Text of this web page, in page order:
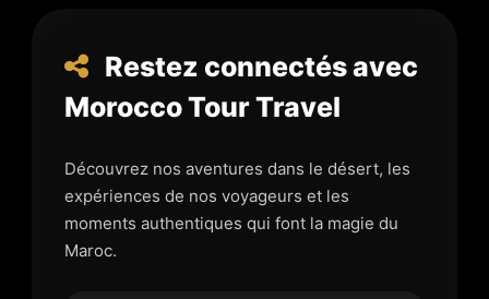
Restez connectés avec
Morocco Tour Travel
Découvrez nos aventures dans le désert, les
expériences de nos voyageurs et les
moments authentiques qui font la magie du
Maroc.